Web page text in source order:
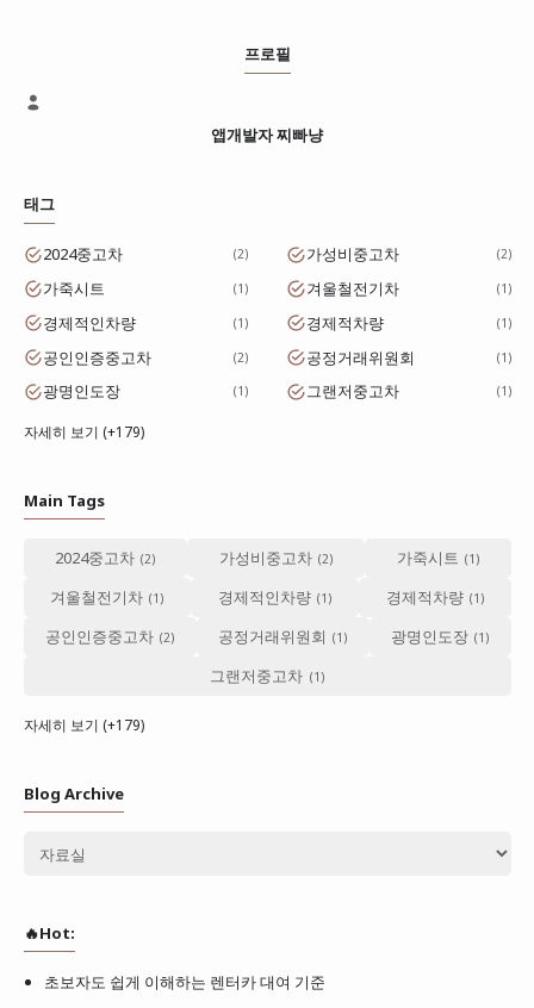
프로필
앱개발자 찌빠냥
태그
2024중고차 2 가성비중고차 2
가죽시트 1 겨울철전기차 1
경제적인차량 1 경제적차량 1
공인인증중고차 2 공정거래위원회 1
광명인도장 1 그랜저중고차 1
자세히 보기 (+179)
Main Tags
2024중고차 가성비중고차
가죽시트
겨울철전기차
경제적인차량
경제적차량
공인인증중고차
공정거래위원회
광명인도장
그랜저중고차
자세히 보기 (+179)
Blog Archive
🔥Hot:
초보자도 쉽게 이해하는 렌터카 대여 기준